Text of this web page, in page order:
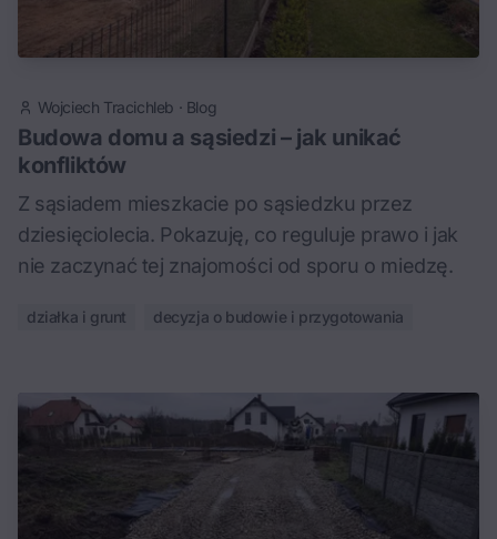
Wojciech Tracichleb · Blog
Budowa domu a sąsiedzi – jak unikać
konfliktów
Z sąsiadem mieszkacie po sąsiedzku przez
dziesięciolecia. Pokazuję, co reguluje prawo i jak
nie zaczynać tej znajomości od sporu o miedzę.
działka i grunt decyzja o budowie i przygotowania